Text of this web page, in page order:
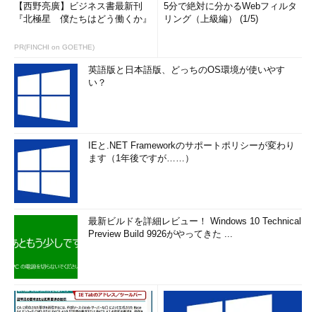
【西野亮廣】ビジネス書最新刊
『北極星 僕たちはどう働くか』
PR(FINCHI on GOETHE)
5分で絶対に分かるWebフィルタ
リング（上級編） (1/5)
英語版と日本語版、どっちのOS環境が使いやす
い？
IEと.NET Frameworkのサポートポリシーが変わり
ます（1年後ですが……）
最新ビルドを詳細レビュー！ Windows 10 Technical
Preview Build 9926がやってきた ...